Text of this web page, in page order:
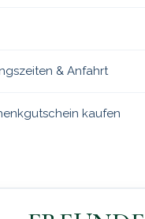
& Anfahrt
kaufen